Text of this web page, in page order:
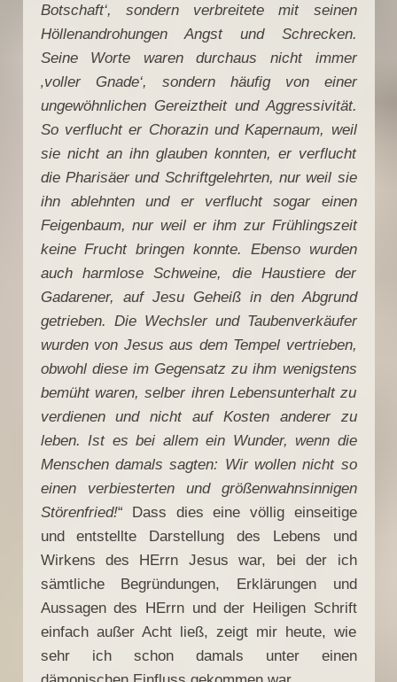
Botschaft‘, sondern verbreitete mit seinen
Höllenandrohungen Angst und Schrecken.
Seine Worte waren durchaus nicht immer
‚voller Gnade‘, sondern häufig von einer
ungewöhnlichen Gereiztheit und Aggressivität.
So verflucht er Chorazin und Kapernaum, weil
sie nicht an ihn glauben konnten, er verflucht
die Pharisäer und Schriftgelehrten, nur weil sie
ihn ablehnten und er verflucht sogar einen
Feigenbaum, nur weil er ihm zur Frühlingszeit
keine Frucht bringen konnte. Ebenso wurden
auch harmlose Schweine, die Haustiere der
Gadarener, auf Jesu Geheiß in den Abgrund
getrieben. Die Wechsler und Taubenverkäufer
wurden von Jesus aus dem Tempel vertrieben,
obwohl diese im Gegensatz zu ihm wenigstens
bemüht waren, selber ihren Lebensunterhalt zu
verdienen und nicht auf Kosten anderer zu
leben. Ist es bei allem ein Wunder, wenn die
Menschen damals sagten: Wir wollen nicht so
einen verbiesterten und größenwahnsinnigen
Störenfried!“ Dass dies eine völlig einseitige
und entstellte Darstellung des Lebens und
Wirkens des HErrn Jesus war, bei der ich
sämtliche Begründungen, Erklärungen und
Aussagen des HErrn und der Heiligen Schrift
einfach außer Acht ließ, zeigt mir heute, wie
sehr ich schon damals unter einen